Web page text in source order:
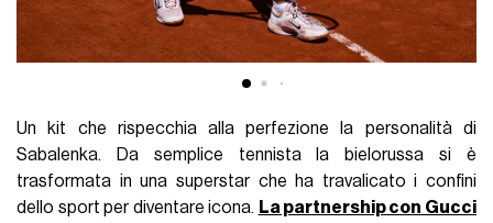
Un kit che rispecchia alla perfezione la personalità di
Sabalenka. Da semplice tennista la bielorussa si è
trasformata in una superstar che ha travalicato i confini
dello sport per diventare icona. La partnership con Gucci